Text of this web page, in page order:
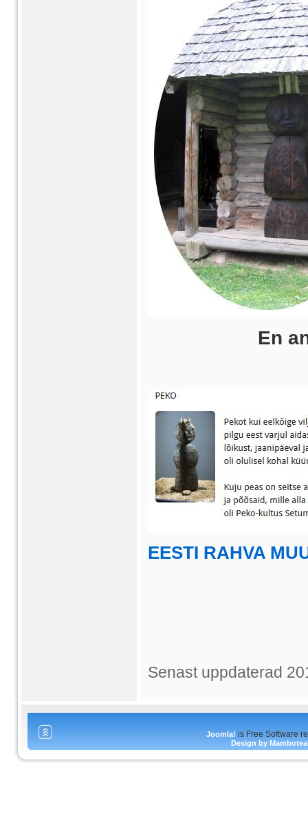
En annan
EESTI RAHVA
Senast uppdaterad
Joomla! is Free Software
Design by